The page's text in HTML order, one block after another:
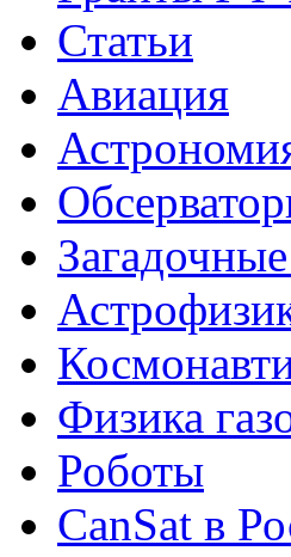
Статьи
Авиация
Физика
Роботы
CanSat в